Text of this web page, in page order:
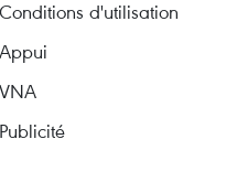
Conditions d'utilisation
Appui
VNA
Publicité